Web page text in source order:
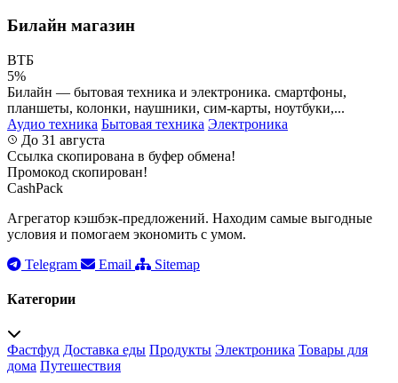
Билайн магазин
ВТБ
5%
Билайн — бытовая техника и электроника. смартфоны,
планшеты, колонки, наушники, сим-карты, ноутбуки,...
Аудио техника Бытовая техника Электроника
До 31 августа
Ссылка скопирована в буфер обмена!
Промокод скопирован!
CashPack
Агрегатор кэшбэк-предложений. Находим самые выгодные
условия и помогаем экономить с умом.
Telegram
Email Sitemap
Категории
Фастфуд Доставка еды Продукты Электроника Товары для
дома Путешествия